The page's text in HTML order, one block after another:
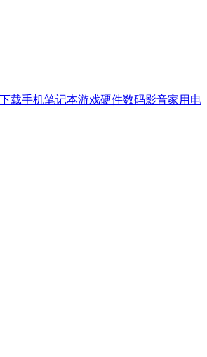
下载手机笔记本游戏硬件数码影音家用电